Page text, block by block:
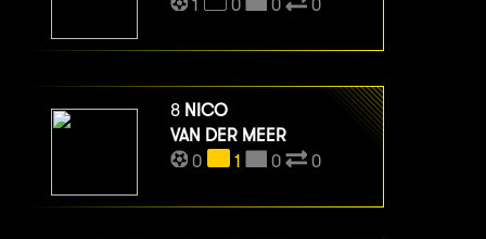
1 0 0 0
8 NICO
VAN DER MEER
0
1 0 0